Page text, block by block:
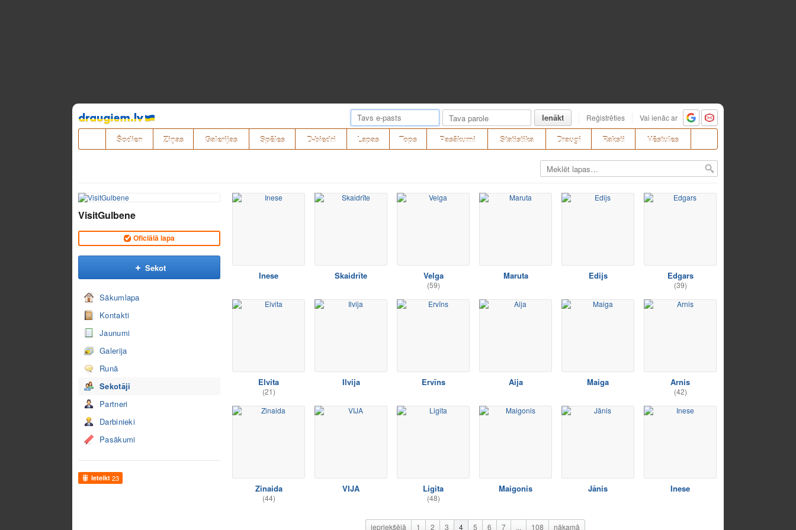
Pāriet
uz
saturu
Ienākt Reģistrēties Vai ienāc ar
Šodien Ziņas Galerijas Spēles D-biedri Lapas Tops Pasākumi Statistika Draugi Raksti Vēstules
VisitGulbene
Oficiālā lapa
Sekot
Sākumlapa
Kontakti
Jaunumi
Galerija
Runā
Sekotāji
Partneri
Darbinieki
Pasākumi
Ieteikt 23
Inese Skaidrīte Velga
(59)
Maruta Edijs Edgars
(39)
Elvita
(21)
Ilvija Ervīns Aija Maiga Arnis
(42)
Zinaida
(44)
VIJA Ligita
(48)
Maigonis Jānis Inese
iepriekšējā 1 2 3 4 5 6 7 ... 108 nākamā